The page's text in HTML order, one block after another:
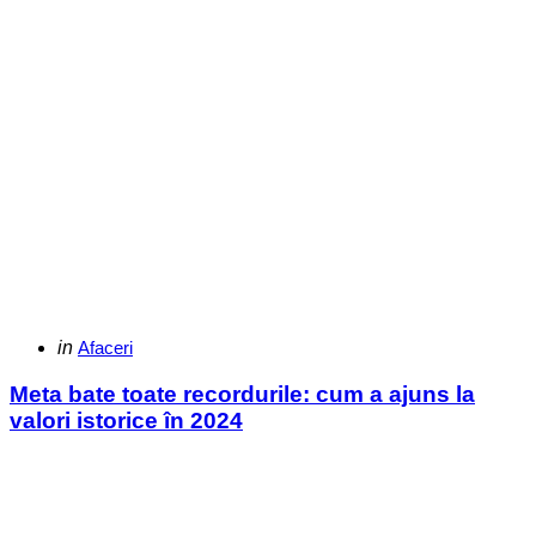
Categories
Posted
in Afaceri
Meta bate toate recordurile: cum a ajuns la
valori istorice în 2024